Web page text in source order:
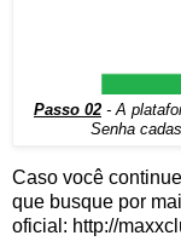
Passo 02 - A
Senha
Caso você
que busque por
oficial: http://